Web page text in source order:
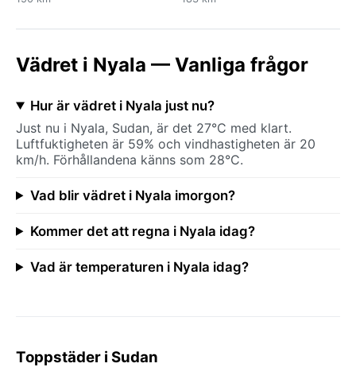
Vädret i Nyala — Vanliga frågor
Hur är vädret i Nyala just nu?
Just nu i Nyala, Sudan, är det 27°C med klart.
Luftfuktigheten är 59% och vindhastigheten är 20
km/h. Förhållandena känns som 28°C.
Vad blir vädret i Nyala imorgon?
Kommer det att regna i Nyala idag?
Vad är temperaturen i Nyala idag?
Toppstäder i Sudan